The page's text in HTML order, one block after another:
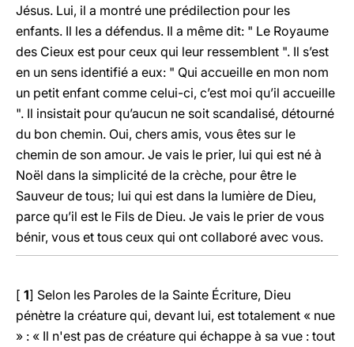
Jésus. Lui, il a montré une prédilection pour les
enfants. Il les a défendus. Il a même dit: " Le Royaume
des Cieux est pour ceux qui leur ressemblent ". Il s’est
en un sens identifié a eux: " Qui accueille en mon nom
un petit enfant comme celui-ci, c’est moi qu’il accueille
". Il insistait pour qu’aucun ne soit scandalisé, détourné
du bon chemin. Oui, chers amis, vous êtes sur le
chemin de son amour. Je vais le prier, lui qui est né à
Noël dans la simplicité de la crèche, pour être le
Sauveur de tous; lui qui est dans la lumière de Dieu,
parce qu’il est le Fils de Dieu. Je vais le prier de vous
bénir, vous et tous ceux qui ont collaboré avec vous.
[ 1] Selon les Paroles de la Sainte Écriture, Dieu
pénètre la créature qui, devant lui, est totalement « nue
» : « Il n'est pas de créature qui échappe à sa vue : tout